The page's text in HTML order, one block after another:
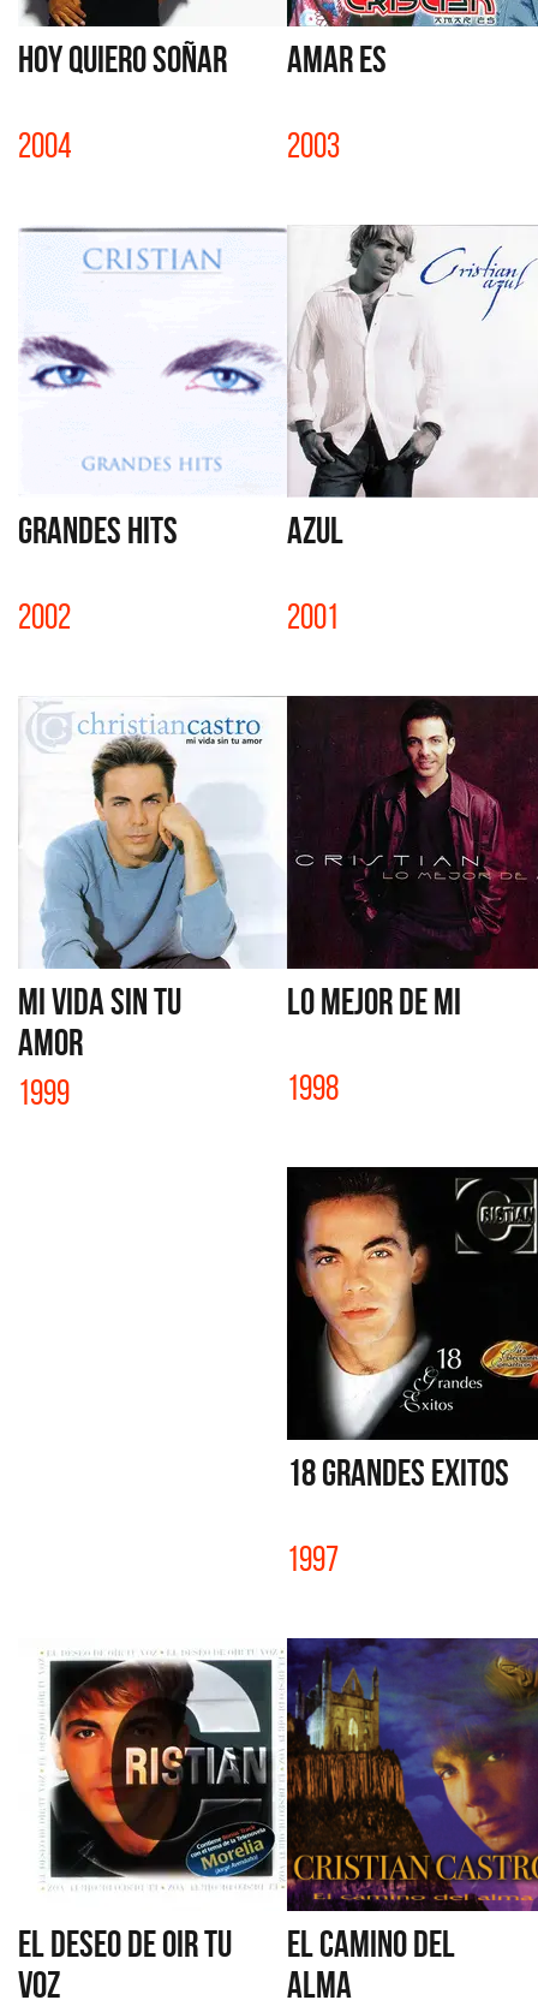
HOY QUIERO SOÑAR
2004
AMAR ES
2003
GRANDES HITS
2002
AZUL
2001
MI VIDA SIN TU
AMOR
1999
LO MEJOR DE MI
1998
18 GRANDES EXITOS
1997
EL DESEO DE OIR TU
VOZ
EL CAMINO DEL
ALMA